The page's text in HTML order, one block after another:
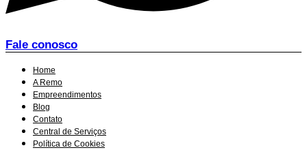
Fale conosco
Home
A Remo
Empreendimentos
Blog
Contato
Central de Serviços
Política de Cookies